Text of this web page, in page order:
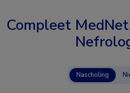
Compleet
Nascholing